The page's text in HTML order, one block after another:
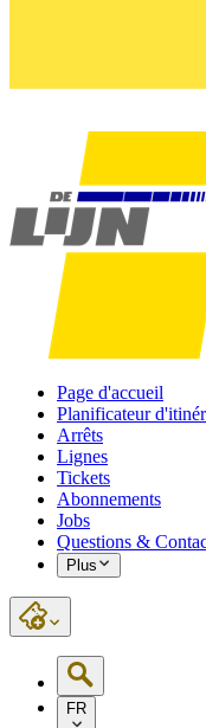
Page d'accueil
Planificateur
Arrêts
Lignes
Tickets
Abonnements
Jobs
Questions &
Plus
FR